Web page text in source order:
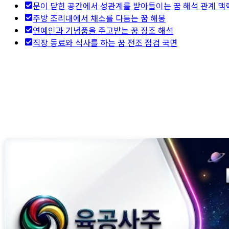
문이 닫힌 공간에서 성관계를 받아들이는 꿈 해석 관계 맥
주방 조리대에서 채소를 다듬는 꿈 해몽
연예인과 기념품을 주고받는 꿈 징조 해석
직장 동료와 식사를 하는 꿈 전조 점검 국면